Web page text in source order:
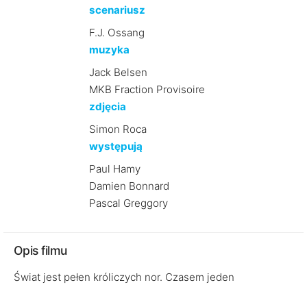
scenariusz
F.J. Ossang
muzyka
Jack Belsen
MKB Fraction Provisoire
zdjęcia
Simon Roca
występują
Paul Hamy
Damien Bonnard
Pascal Greggory
Opis filmu
Świat jest pełen króliczych nor. Czasem jeden